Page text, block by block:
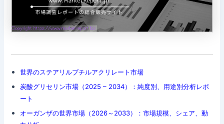
世界のステアリルブチルアクリレート市場
炭酸グリセリン市場（2025 – 2034）：純度別、用途別分析レポ
ート
オーガンザの世界市場（2026～2033）：市場規模、シェア、動